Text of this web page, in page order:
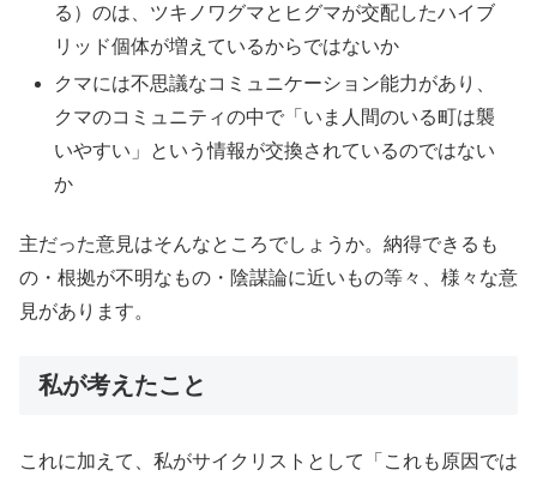
る）のは、ツキノワグマとヒグマが交配したハイブ
リッド個体が増えているからではないか
クマには不思議なコミュニケーション能力があり、
クマのコミュニティの中で「いま人間のいる町は襲
いやすい」という情報が交換されているのではない
か
主だった意見はそんなところでしょうか。納得できるも
の・根拠が不明なもの・陰謀論に近いもの等々、様々な意
見があります。
私が考えたこと
これに加えて、私がサイクリストとして「これも原因では